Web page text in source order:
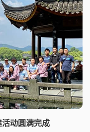
活动圆满完成